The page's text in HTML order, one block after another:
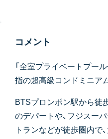
コメント
「全室プライベートプー
指の超高級コンドミニアム
BTSプロンポン駅から徒
のデパートや、フジスー
トランなどが徒歩圏内で